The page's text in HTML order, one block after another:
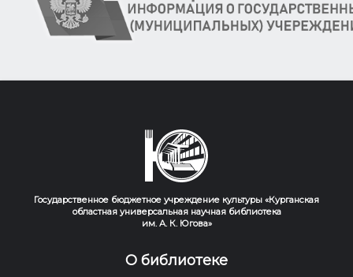
Государственное бюджетное учреждение культуры «Курганская
областная универсальная научная библиотека
им. А. К. Югова»
О библиотеке